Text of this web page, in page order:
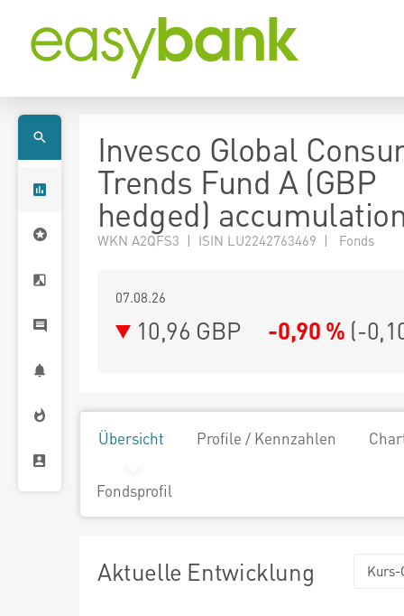
Invesco Global
Trends Fund A (GBP
hedged)
WKN A2QFS3 | ISIN LU2242763469 | Fonds
07.08.26
10,96 GBP -0,90 % (-
Übersicht Profile / Kennzahlen
Fondsprofil
Aktuelle Entwicklung Kurs-